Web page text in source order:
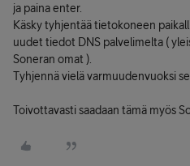
ja paina enter.
Käsky tyhjentää tietokoneen
uudet tiedot DNS palvelimelta (
Soneran omat ).
Tyhjennä vielä varmuudenvuoksi
Toivottavasti saadaan tämä myös